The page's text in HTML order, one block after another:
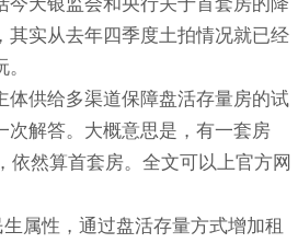
实从去年四季度土拍情况就已经
供给多渠道保障盘活存量房的试
次解答。大概意思是，有一套房
依然算首套房。全文可以上官方网
属性，通过盘活存量方式增加租